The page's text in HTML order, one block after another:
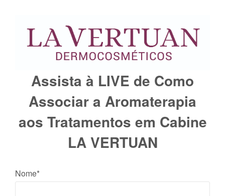
Assista à LIVE de Como
Associar a Aromaterapia
aos Tratamentos em Cabine
LA VERTUAN
Nome*